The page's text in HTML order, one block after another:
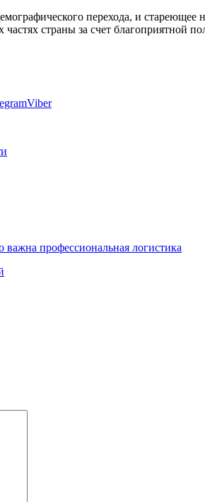
перехода, и
частях страны за счет
Viber
профессиональная логистика